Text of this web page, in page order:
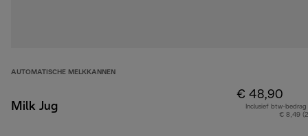
AUTOMATISCHE MELKKANNEN
Milk Jug
€ 48,90
Inclusief btw-bedrag
€ 8,49